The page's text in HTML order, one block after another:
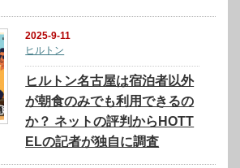
2025-9-11
ヒルトン
ヒルトン名古屋は宿泊者以外
が朝食のみでも利用できるの
か？ ネットの評判からHOTT
ELの記者が独自に調査